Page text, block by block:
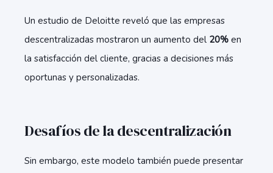
Un estudio de Deloitte reveló que las empresas
descentralizadas mostraron un aumento del 20% en
la satisfacción del cliente, gracias a decisiones más
oportunas y personalizadas.
Desafíos de la descentralización
Sin embargo, este modelo también puede presentar